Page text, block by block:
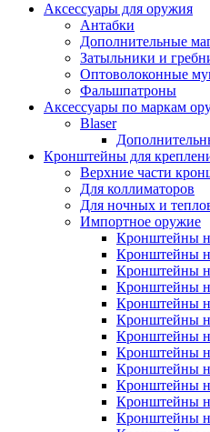
Аксессуары для оружия
Антабки
Дополнительные
Затыльники и
Оптоволоконные
Фальшпатроны
Аксессуары по маркам
Blaser
Кронштейны для
Верхние части
Для коллиматоров
Для ночных и
Импортное оружие
Кронштейны
Кронштейны
Кронштейны
Кронштейны
Кронштейны
Кронштейны
Кронштейны
Кронштейны
Кронштейны
Кронштейны
Кронштейны
Кронштейны